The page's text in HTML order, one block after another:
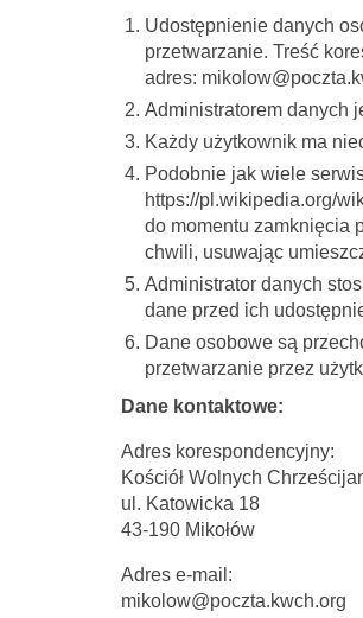
Udostępnienie danych
przetwarzanie. Treść
adres:
Administratorem danych
Każdy użytkownik ma
Podobnie jak wiele
https://pl.wikipedia.org/
do momentu zamknięcia
chwili, usuwając
Administrator danych
dane przed ich
Dane osobowe są
przetwarzanie przez
Dane kontaktowe:
Adres korespondencyjny:
Kościół Wolnych
ul. Katowicka 18
43-190 Mikołów
Adres e-mail:
mikolow@poczta.kwch.org